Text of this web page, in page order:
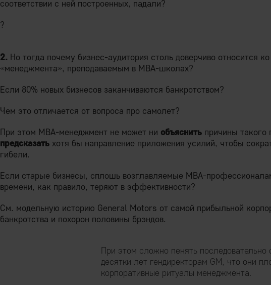
соответствии с ней построенных, падали?
?
2. Но тогда почему бизнес-аудитория столь доверчиво относится
«менеджмента», преподаваемым в MBA-школах?
Если 80% новых бизнесов заканчиваются банкротством?
Чем это отличается от вопроса про самолет?
При этом MBA-менеджмент не может ни объяснить причины
предсказать хотя бы направление приложения усилий, чтобы
гибели.
Если старые бизнесы, сплошь возглавляемые MBA-
времени, как правило, теряют в эффективности?
См. модельную историю General Motors от самой прибыльной
банкротства и похорон половины брэндов.
При этом сложно пенять последовательно
десятки лет гендиректорам GM, что они
корпоративные ритуалы менеджмента.